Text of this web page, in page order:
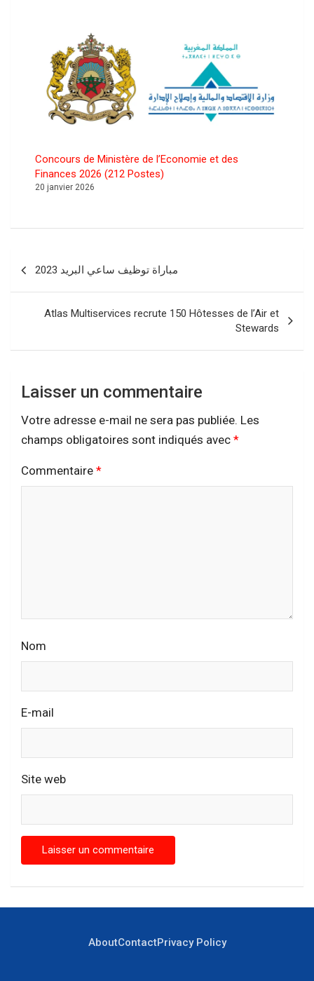
Concours de Ministère de l’Economie et des
Finances 2026 (212 Postes)
20 janvier 2026
l’article
مباراة توظيف ساعي البريد 2023
Atlas Multiservices recrute 150 Hôtesses de l’Air et
Stewards
Laisser un commentaire
Votre adresse e-mail ne sera pas publiée. Les
champs obligatoires sont indiqués avec *
Commentaire *
Nom
E-mail
Site web
AboutContactPrivacy Policy